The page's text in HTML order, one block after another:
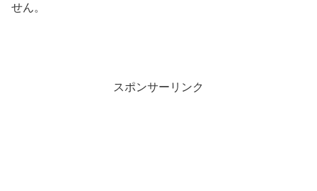
せん。
スポンサーリンク